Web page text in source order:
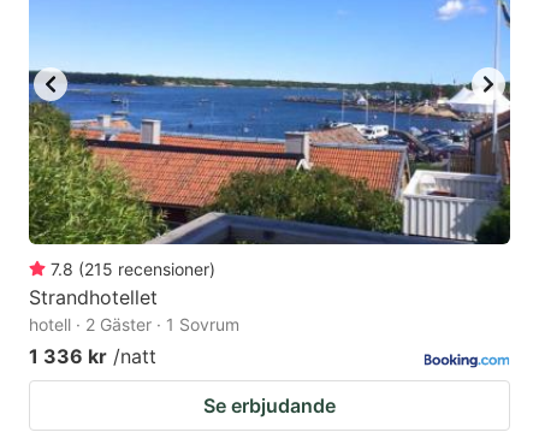
7.8 (215 recensioner)
Strandhotellet
hotell · 2 Gäster · 1 Sovrum
1 336 kr /natt
Se erbjudande